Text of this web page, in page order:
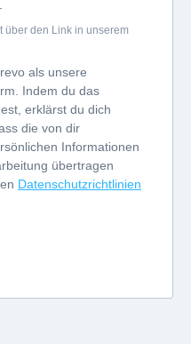
über den Link in unserem
als unsere
Indem du das
erklärst du dich
die von dir
Informationen
übertragen
Datenschutzrichtlinien